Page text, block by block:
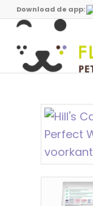
Download de app: